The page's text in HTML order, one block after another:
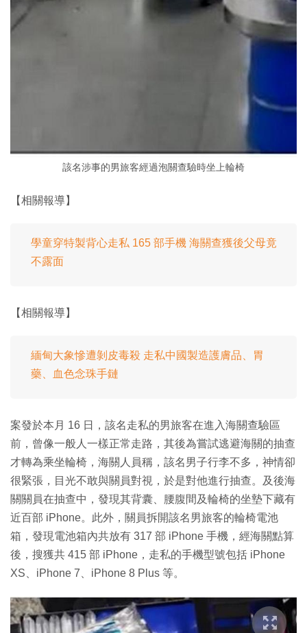
該名涉事的男旅客經過泡關查驗時坐上輪椅
【相關報導】
學童穿特製背心走私 165 部手機 海關查獲後父母竟
不露面
【相關報導】
緬甸大象慘遭剝皮毒殺 走私中國製造護膚品、胃
藥、血色念珠手鏈
案發於本月 16 日，該名走私的男旅客在進入海關查驗區
前，曾像一般人一樣正常走路，其後為嘗試逃避海關的抽查
才轉為乘坐輪椅，海關人員稱，該名男子行李不多，神情卻
很緊張，目光不敢與關員對視，於是對他進行抽查。及後海
關關員在抽查中，發現其背囊、腰腹間及輪椅的坐墊下藏有
近百部 iPhone。此外，關員拆開該名男旅客的輪椅電池
箱，發現電池箱內共放有 317 部 iPhone 手機，經海關點算
後，搜獲共 415 部 iPhone，走私的手機型號包括 iPhone
XS、iPhone 7、iPhone 8 Plus 等。